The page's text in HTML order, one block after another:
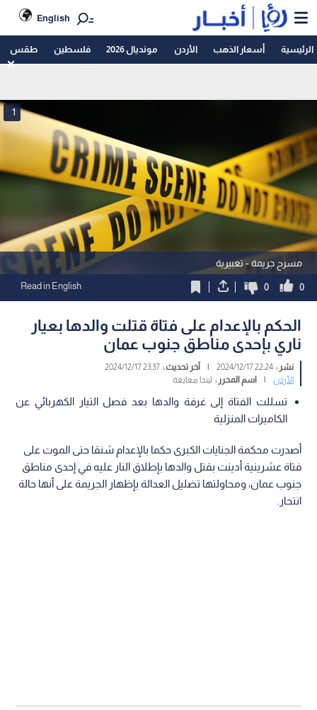
English
الرئيسية أسعار الذهب الأردن مونديال 2026 فلسطين طقس
مسرح جريمة - تعبيرية
1
0
0
Read in English
الحكم بالإعدام على فتاة قتلت والدها بعيار
ناري بإحدى مناطق جنوب عمان
نشر :22:24 2024/12/17
| آخر تحديث :23:37 2024/12/17
الأردن
| اسم المحرر : ليندا معايعة
تسللت الفتاة إلى غرفة والدها بعد فصل التيار الكهربائي عن
الكاميرات المنزلية
أصدرت محكمة الجنايات الكبرى حكما بالإعدام شنقا حتى الموت على
فتاة عشرينية أدينت بقتل والدها بإطلاق النار عليه في إحدى مناطق
جنوب عمان، ومحاولتها تضليل العدالة بإظهار الجريمة على أنها حالة
انتحار.